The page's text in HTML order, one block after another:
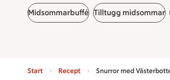
Midsommarbuffé Tilltugg midsommar
Start Recept Snurror med